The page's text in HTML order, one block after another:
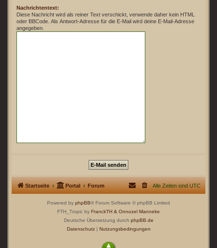
Nachrichtentext:
Diese Nachricht wird als reiner Text verschickt, verwende daher kein HTML
oder BBCode. Als Antwort-Adresse für die E-Mail wird deine E-Mail-Adresse
angegeben.
Startseite Portal Forum Alle Zeiten sind UTC
Powered by phpBB® Forum Software © phpBB Limited
FTH_Tropic by FranckTH & Onnozel Manneke
Deutsche Übersetzung durch phpBB.de
Datenschutz| Nutzungsbedingungen